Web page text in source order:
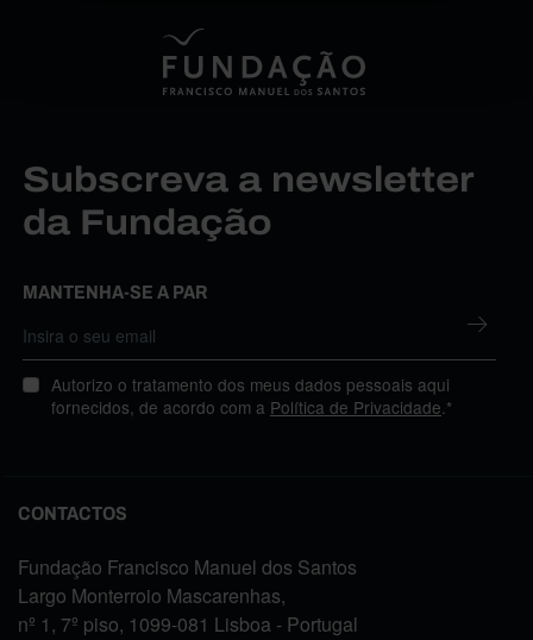
Subscreva a newsletter
da Fundação
MANTENHA-SE A PAR
Autorizo o tratamento dos meus dados pessoais aqui
fornecidos, de acordo com a Política de Privacidade.*
CONTACTOS
Fundação Francisco Manuel dos Santos
Largo Monterroio Mascarenhas,
nº 1, 7º piso, 1099-081 Lisboa - Portugal